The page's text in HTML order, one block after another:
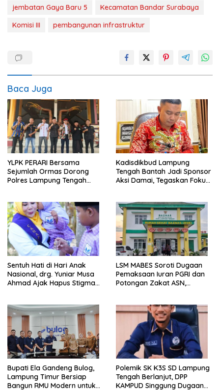
jembatan Gaya Baru 5
Kecamatan Bandar Surabaya
Komisi III
pembangunan infrastruktur
Baca Juga
YLPK PERARI Bersama
Sejumlah Ormas Dorong
Polres Lampung Tengah
Pelanggaran UU ITE
Kadisdikbud Lampung
Tengah Bantah Jadi Sponsor
Aksi Damai, Tegaskan Fokus
Sentuh Hati di Hari Anak
Nasional, drg. Yuniar Musa
Ahmad Ajak Hapus Stigma
LSM MABES Soroti Dugaan
Pemaksaan Iuran PGRI dan
Potongan Zakat ASN,
Bupati Ela Gandeng Bulog,
Lampung Timur Bersiap
Bangun RMU Modern untuk
Polemik SK K3S SD Lampung
Tengah Berlanjut, DPP
KAMPUD Singgung Dugaan